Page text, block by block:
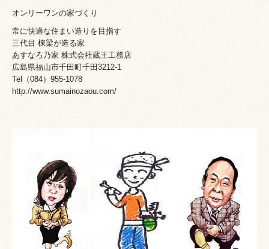
オンリーワンの家づくり
常に快適な住まい造りを目指す
三代目 棟梁が造る家
あすなろ乃家 株式会社蔵王工務店
広島県福山市千田町千田3212-1
Tel（084）955-1078
http://www.sumainozaou.com/